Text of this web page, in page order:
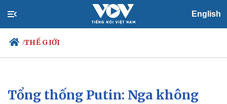
English
/THẾ GIỚI
Chính trị
Xã hội
Tổng thống Putin: Nga không